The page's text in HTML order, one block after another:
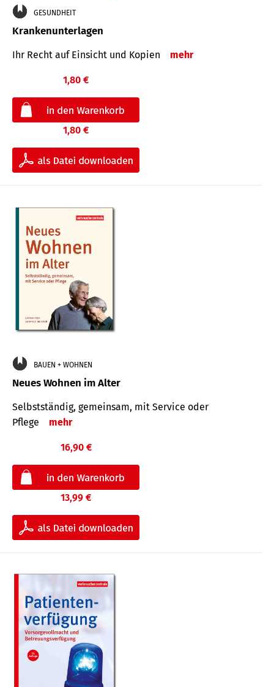
GESUNDHEIT
Krankenunterlagen
Ihr Recht auf Einsicht und Kopien mehr
1,80 €
1,80 €
BAUEN + WOHNEN
Neues Wohnen im Alter
Selbstständig, gemeinsam, mit Service oder
Pflege
mehr
16,90 €
13,99 €